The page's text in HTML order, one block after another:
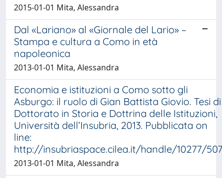
2015-01-01 Mita, Alessandra
Dal «Lariano» al «Giornale del Lario» –
Stampa e cultura a Como in età
napoleonica
2013-01-01 Mita, Alessandra
Economia e istituzioni a Como sotto gli
Asburgo: il ruolo di Gian Battista Giovio. Tesi di
Dottorato in Storia e Dottrina delle Istituzioni,
Università dell’Insubria, 2013. Pubblicata on
line:
http://insubriaspace.cilea.it/handle/10277/507
2013-01-01 Mita, Alessandra